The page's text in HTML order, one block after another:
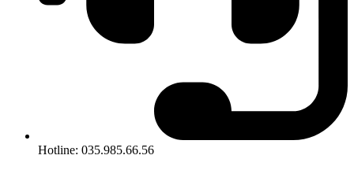
Hotline: 035.985.66.56